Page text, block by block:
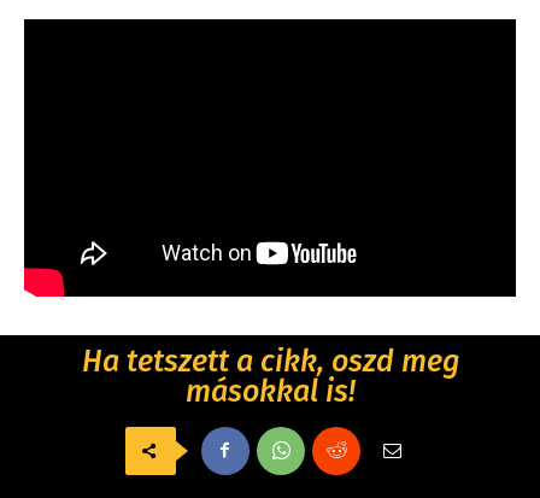
Ha tetszett a cikk, oszd meg
másokkal is!